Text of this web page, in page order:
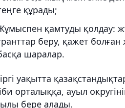
құрады;
қамтуды қолдау:
беру, қажет болған
шаралар.
уақытта
орталыққа, ауыл
бере алады.